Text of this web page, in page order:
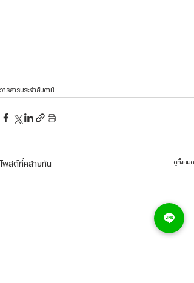
วารสารประจำสัปดาห์
โพสต์ที่คล้ายกัน ดูทั้งหมด